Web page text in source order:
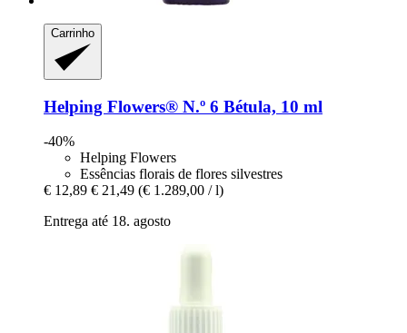
Carrinho
Helping Flowers® N.º 6 Bétula, 10 ml
-40%
Helping Flowers
Essências florais de flores silvestres
€ 12,89 € 21,49 (€ 1.289,00 / l)
Entrega até 18. agosto